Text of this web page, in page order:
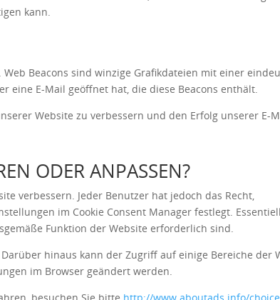
kann.
Beacons sind winzige Grafikdateien mit einer
eine E-Mail geöffnet hat, die diese Beacons enthält.
Website zu verbessern und den Erfolg unserer E-
ODER ANPASSEN?
verbessern. Jeder Benutzer hat jedoch das Recht,
im Cookie Consent Manager festlegt.
Funktion der Website erforderlich sind.
hinaus kann der Zugriff auf einige Bereiche der
im Browser geändert werden.